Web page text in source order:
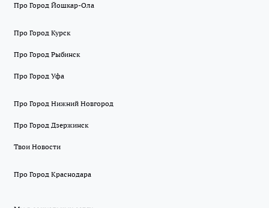
Про Город Йошкар-Ола
Про Город Курск
Про Город Рыбинск
Про Город Уфа
Про Город Нижний Новгород
Про Город Дзержинск
Твои Новости
Про Город Краснодара